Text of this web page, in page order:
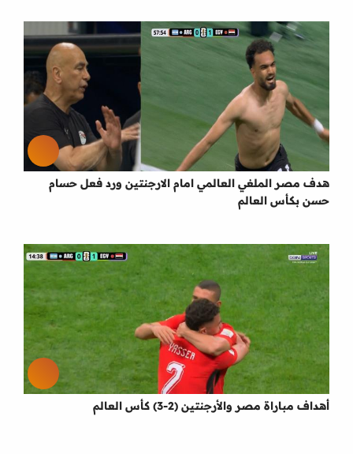
هدف مصر الملغي العالمي امام الارجنتين ورد فعل حسام
حسن بكأس العالم
أهداف مباراة مصر والأرجنتين (2-3) كأس العالم